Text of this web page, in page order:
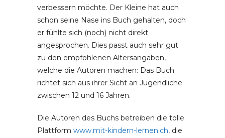
verbessern möchte. Der Kleine hat auch
schon seine Nase ins Buch gehalten, doch
er fühlte sich (noch) nicht direkt
angesprochen. Dies passt auch sehr gut
zu den empfohlenen Altersangaben,
welche die Autoren machen: Das Buch
richtet sich aus ihrer Sicht an Jugendliche
zwischen 12 und 16 Jahren.
Die Autoren des Buchs betreiben die tolle
Plattform www.mit-kindern-lernen.ch, die